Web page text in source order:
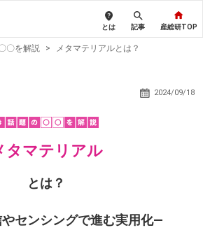
とは 記事 産総研TOP
〇を解説 > メタマテリアルとは？
2024/09/18
タマテリアル
とは？
センシングで進む実用化―